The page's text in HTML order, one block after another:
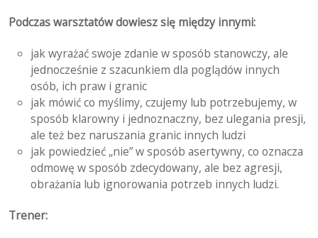
Podczas warsztatów dowiesz się między innymi:
jak wyrażać swoje zdanie w sposób stanowczy, ale
jednocześnie z szacunkiem dla poglądów innych
osób, ich praw i granic
jak mówić co myślimy, czujemy lub potrzebujemy, w
sposób klarowny i jednoznaczny, bez ulegania presji,
ale też bez naruszania granic innych ludzi
jak powiedzieć „nie” w sposób asertywny, co oznacza
odmowę w sposób zdecydowany, ale bez agresji,
obrażania lub ignorowania potrzeb innych ludzi.
Trener: